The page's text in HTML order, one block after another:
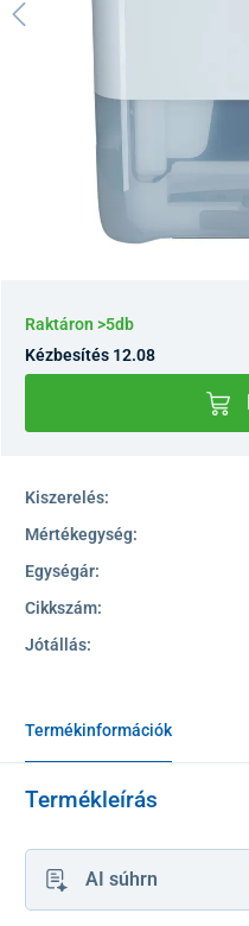
Raktáron >5db
Kézbesítés 12.08
Kiszerelés:
Mértékegység:
Egységár:
Cikkszám:
Jótállás:
Termékinformációk
Termékleírás
AI súhrn